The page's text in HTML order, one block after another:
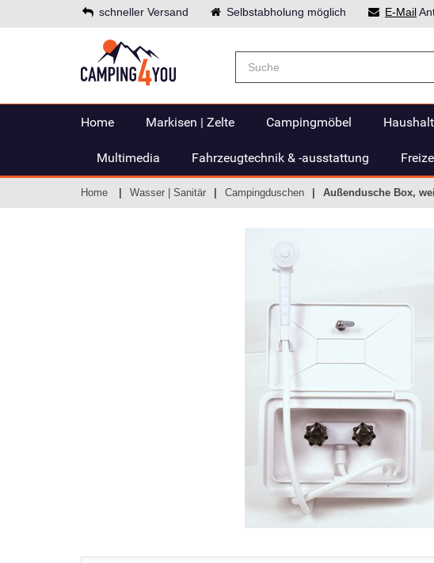
schneller Versand Selbstabholung möglich E-Mail
Home Markisen | Zelte Campingmöbel
Multimedia Fahrzeugtechnik & -ausstattung
Home Wasser | Sanitär Campingduschen Außendusche Box,